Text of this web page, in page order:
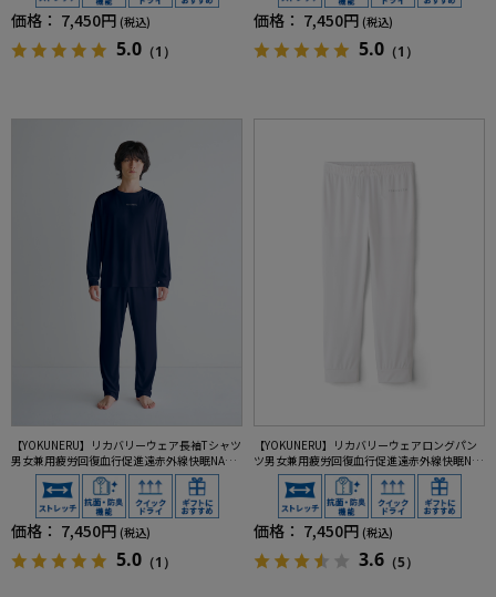
価格： 7,450円 (税込)
5.0 （1）
価格： 7,450円 (税込)
5.0 （1）
【YOKUNERU】リカバリーウェア長袖Tシャツ
男女兼用疲労回復血行促進遠赤外線快眠NANO
MIX(R)【一般医療機器】SS～LLサイズ
価格： 7,450円 (税込)
5.0 （1）
【YOKUNERU】リカバリーウェアロングパン
ツ男女兼用疲労回復血行促進遠赤外線快眠NA
NOMIX(R)【一般医療機器】SS～LLサイズ
価格： 7,450円 (税込)
3.6 （5）